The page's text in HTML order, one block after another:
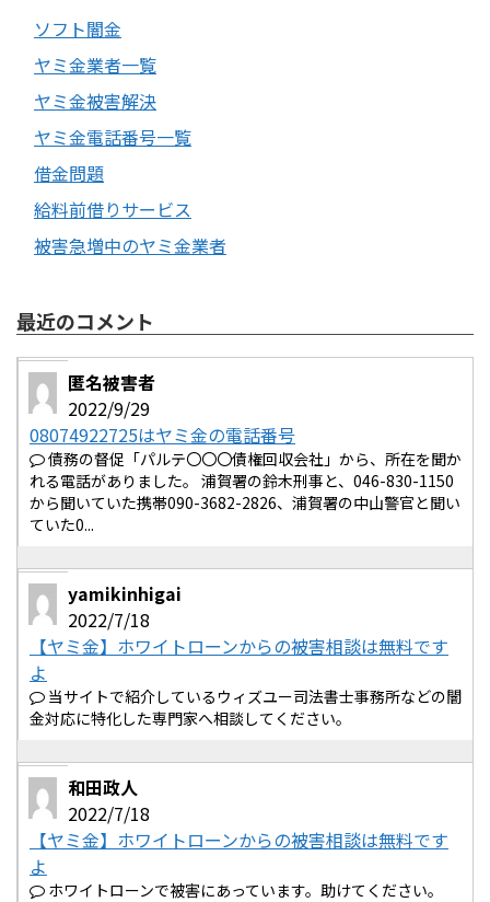
ソフト闇金
ヤミ金業者一覧
ヤミ金被害解決
ヤミ金電話番号一覧
借金問題
給料前借りサービス
被害急増中のヤミ金業者
最近のコメント
匿名被害者
2022/9/29
08074922725はヤミ金の電話番号
債務の督促「パルテ〇〇〇債権回収会社」から、所在を聞か
れる電話がありました。 浦賀署の鈴木刑事と、046-830-1150
から聞いていた携帯090-3682-2826、浦賀署の中山警官と聞い
ていた0...
yamikinhigai
2022/7/18
【ヤミ金】ホワイトローンからの被害相談は無料です
よ
当サイトで紹介しているウィズユー司法書士事務所などの闇
金対応に特化した専門家へ相談してください。
和田政人
2022/7/18
【ヤミ金】ホワイトローンからの被害相談は無料です
よ
ホワイトローンで被害にあっています。助けてください。